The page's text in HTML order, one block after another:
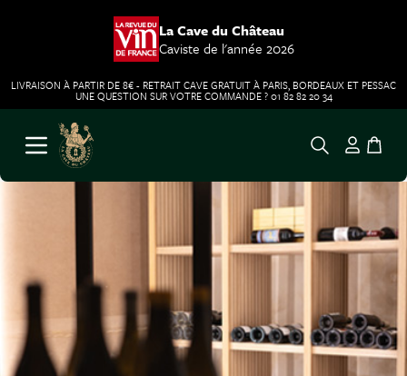
La Cave du Château
Caviste de l'année 2026
LIVRAISON À PARTIR DE 8€ - RETRAIT CAVE GRATUIT À PARIS, BORDEAUX ET PESSAC
UNE QUESTION SUR VOTRE COMMANDE ? 01 82 82 20 34
Aller au contenu
Ouvrir le menu